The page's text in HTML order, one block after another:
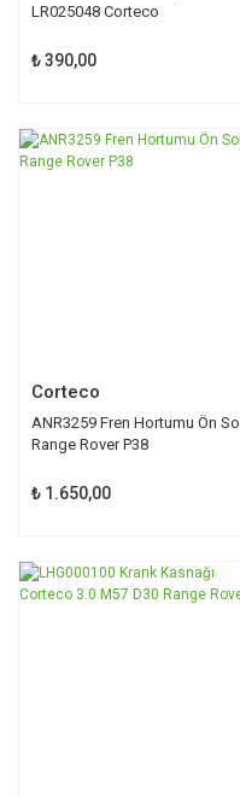
LR025048 Corteco
₺ 390,00
Corteco
ANR3259 Fren Hortumu Ön Sol
Range Rover P38
₺ 1.650,00